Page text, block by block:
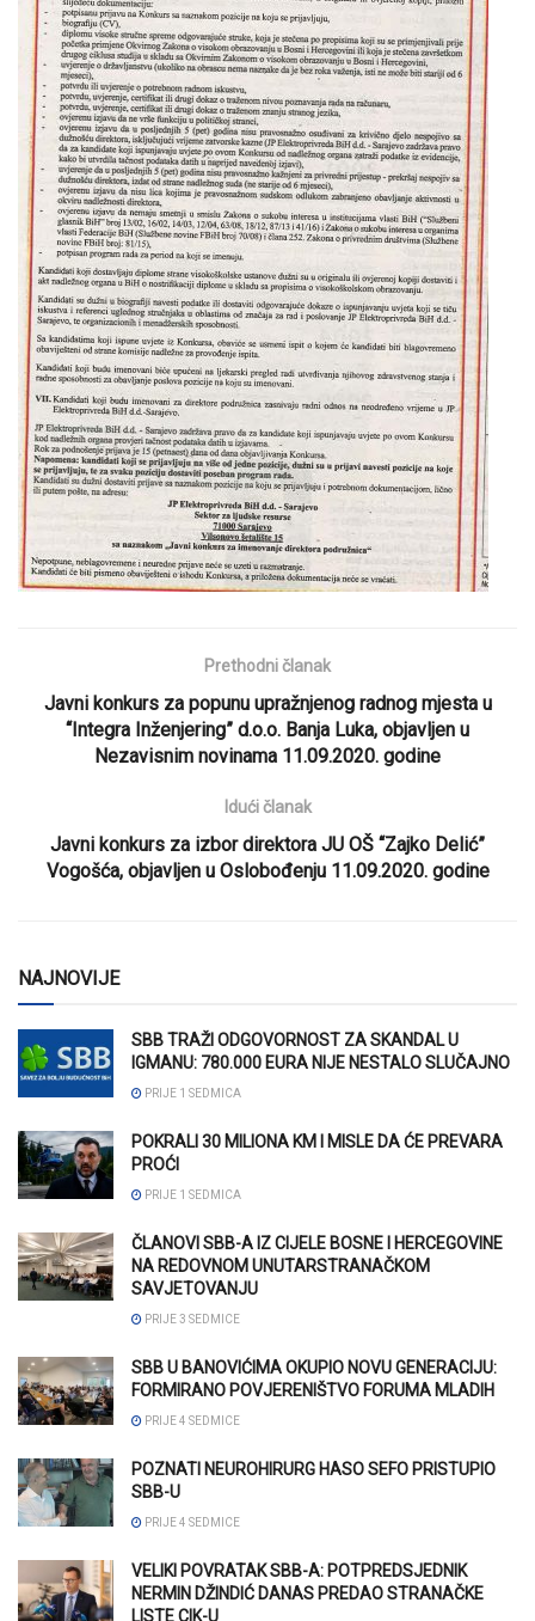
Prethodni članak
Javni konkurs za popunu upražnjenog radnog mjesta u
“Integra Inženjering” d.o.o. Banja Luka, objavljen u
Nezavisnim novinama 11.09.2020. godine
Idući članak
Javni konkurs za izbor direktora JU OŠ “Zajko Delić”
Vogošća, objavljen u Oslobođenju 11.09.2020. godine
NAJNOVIJE
SBB TRAŽI ODGOVORNOST ZA SKANDAL U
IGMANU: 780.000 EURA NIJE NESTALO SLUČAJNO
PRIJE 1 SEDMICA
POKRALI 30 MILIONA KM I MISLE DA ĆE PREVARA
PROĆI
PRIJE 1 SEDMICA
ČLANOVI SBB-A IZ CIJELE BOSNE I HERCEGOVINE
NA REDOVNOM UNUTARSTRANAČKOM
SAVJETOVANJU
PRIJE 3 SEDMICE
SBB U BANOVIĆIMA OKUPIO NOVU GENERACIJU:
FORMIRANO POVJERENIŠTVO FORUMA MLADIH
PRIJE 4 SEDMICE
POZNATI NEUROHIRURG HASO SEFO PRISTUPIO
SBB-U
PRIJE 4 SEDMICE
VELIKI POVRATAK SBB-A: POTPREDSJEDNIK
NERMIN DŽINDIĆ DANAS PREDAO STRANAČKE
LISTE CIK-U